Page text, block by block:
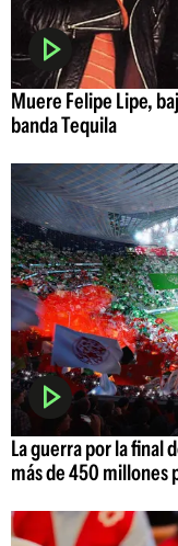
Muere Felipe Lipe,
banda Tequila
La guerra por la final
más de 450 millones